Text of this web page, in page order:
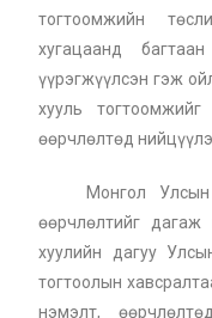
тогтоомжийн
хугацаанд
үүрэгжүүлсэн гэж
хууль
өөрчлөлтөд
Монгол Улсын
өөрчлөлтийг
хуулийн дагуу
тогтоолын
нэмэлт,